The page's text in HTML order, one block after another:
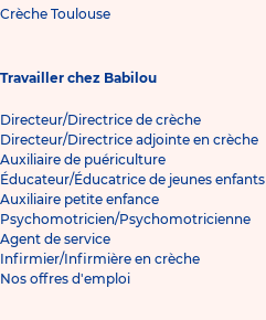
Crèche Toulouse
Travailler chez Babilou
Directeur/Directrice de crèche
Directeur/Directrice adjointe en crèche
Auxiliaire de puériculture
Éducateur/Éducatrice de jeunes enfants
Auxiliaire petite enfance
Psychomotricien/Psychomotricienne
Agent de service
Infirmier/Infirmière en crèche
Nos offres d'emploi